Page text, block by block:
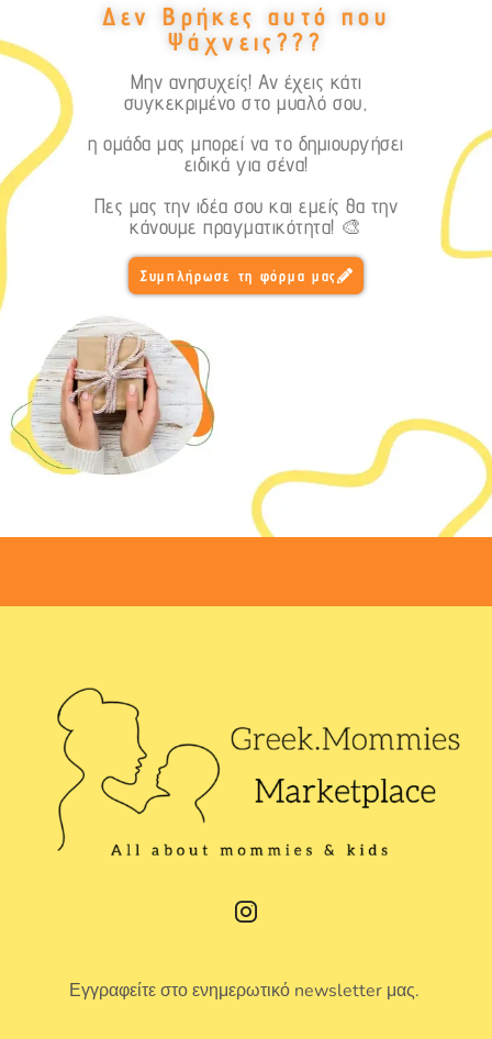
Δεν Βρήκες αυτό που
Ψάχνεις???
Μην ανησυχείς! Αν έχεις κάτι
συγκεκριμένο στο μυαλό σου,
η ομάδα μας μπορεί να το δημιουργήσει
ειδικά για σένα!
Πες μας την ιδέα σου και εμείς θα την
κάνουμε πραγματικότητα! 🎨
Συμπλήρωσε τη φόρμα μας
Εγγραφείτε στο ενημερωτικό newsletter μας.